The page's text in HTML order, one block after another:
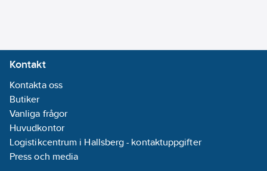
framställts av
förnyelsebar råvara.
Jämfört med drivgas
av fossilt ursprung ger
det beroende på gas
en CO2-reduktion från
drivgasframställningen
Kontakt
Kontakta oss
Butiker
Vanliga frågor
Huvudkontor
Logistikcentrum i Hallsberg - kontaktuppgifter
Press och media